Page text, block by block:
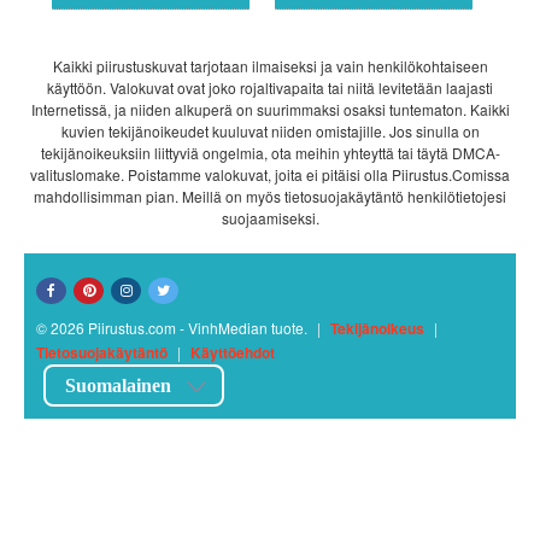
Kaikki piirustuskuvat tarjotaan ilmaiseksi ja vain henkilökohtaiseen
käyttöön. Valokuvat ovat joko rojaltivapaita tai niitä levitetään laajasti
Internetissä, ja niiden alkuperä on suurimmaksi osaksi tuntematon. Kaikki
kuvien tekijänoikeudet kuuluvat niiden omistajille. Jos sinulla on
tekijänoikeuksiin liittyviä ongelmia, ota meihin yhteyttä tai täytä DMCA-
valituslomake. Poistamme valokuvat, joita ei pitäisi olla Piirustus.Comissa
mahdollisimman pian. Meillä on myös tietosuojakäytäntö henkilötietojesi
suojaamiseksi.
© 2026 Piirustus.com - VinhMedian tuote. | Tekijänoikeus |
Tietosuojakäytäntö | Käyttöehdot
Suomalainen